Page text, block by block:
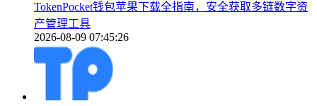
TokenPocket钱包苹果下载全指南，安全获取多链数字资
产管理工具
2026-08-09 07:45:26